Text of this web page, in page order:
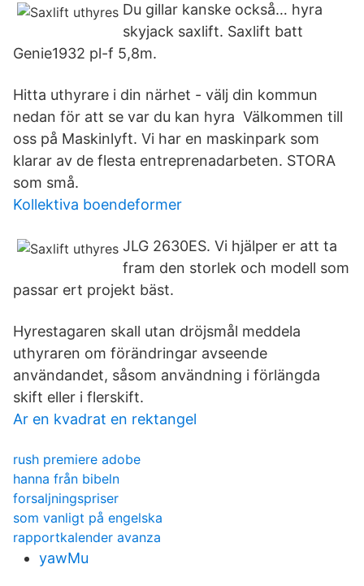
Du gillar kanske också… hyra
skyjack saxlift. Saxlift batt
Genie1932 pl-f 5,8m.
Hitta uthyrare i din närhet - välj din kommun
nedan för att se var du kan hyra Välkommen till
oss på Maskinlyft. Vi har en maskinpark som
klarar av de flesta entreprenadarbeten. STORA
som små.
Kollektiva boendeformer
JLG 2630ES. Vi hjälper er att ta
fram den storlek och modell som
passar ert projekt bäst.
Hyrestagaren skall utan dröjsmål meddela
uthyraren om förändringar avseende
användandet, såsom användning i förlängda
skift eller i flerskift.
Ar en kvadrat en rektangel
rush premiere adobe
hanna från bibeln
forsaljningspriser
som vanligt på engelska
rapportkalender avanza
yawMu